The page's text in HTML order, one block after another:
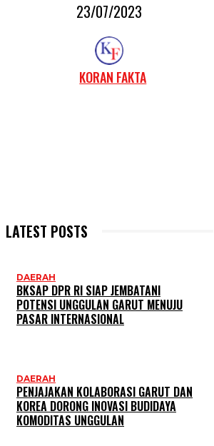
23/07/2023
KORAN FAKTA
LATEST POSTS
DAERAH
BKSAP DPR RI SIAP JEMBATANI
POTENSI UNGGULAN GARUT MENUJU
PASAR INTERNASIONAL
DAERAH
PENJAJAKAN KOLABORASI GARUT DAN
KOREA DORONG INOVASI BUDIDAYA
KOMODITAS UNGGULAN